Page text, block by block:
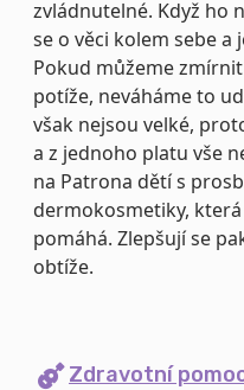
Zdravotní
zvládnutelné. Když ho
se o věci kolem sebe a
Pokud můžeme
potíže, neváháme to
však nejsou velké,
a z jednoho platu vše
na Patrona dětí s
dermokosmetiky,
pomáhá. Zlepšují se
obtíže.